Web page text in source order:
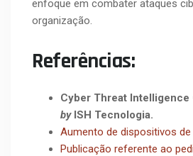
enfoque em combater ataques
organização.
Referências:
Cyber Threat Intelligence
byISH Tecnologia.
Aumento de dispositivos
Publicação referente ao